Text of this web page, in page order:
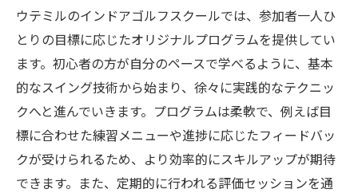
ウテミルのインドアゴルフスクールでは、参加者一人ひ
とりの目標に応じたオリジナルプログラムを提供してい
ます。初心者の方が自分のペースで学べるように、基本
的なスイング技術から始まり、徐々に実践的なテクニッ
クへと進んでいきます。プログラムは柔軟で、例えば目
標に合わせた練習メニューや進捗に応じたフィードバッ
クが受けられるため、より効率的にスキルアップが期待
できます。また、定期的に行われる評価セッションを通